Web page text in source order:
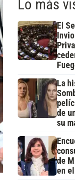
Lo más
El
La
de
su
de
en